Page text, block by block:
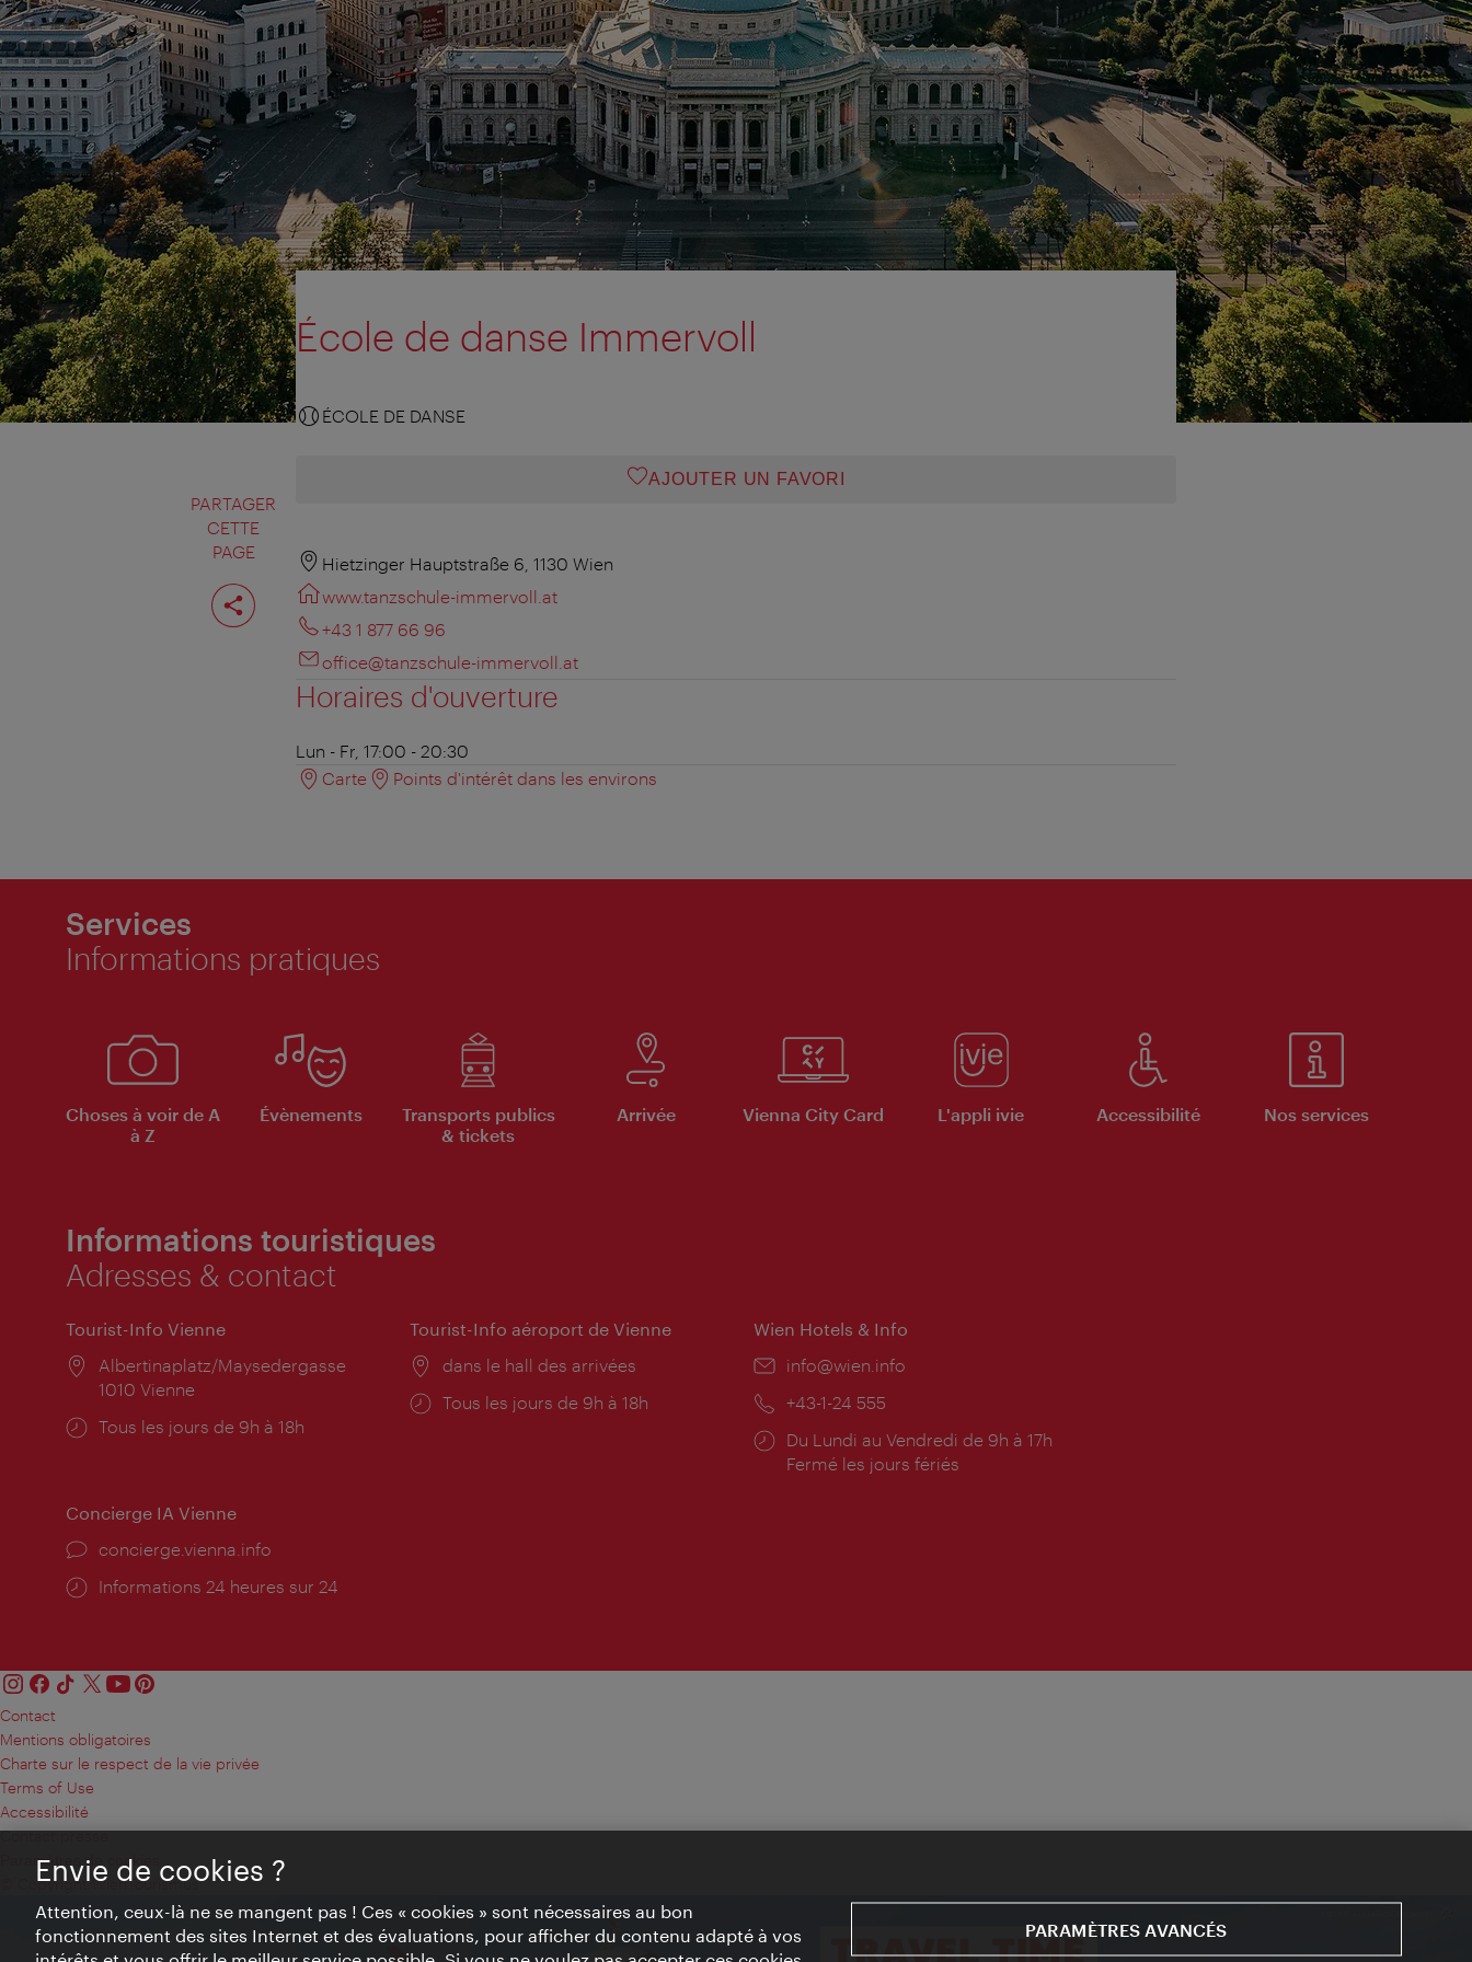
PARTAGER
CETTE
PAGE
Partager
cette
page
École de danse Immervoll
ÉCOLE DE DANSE
AJOUTER UN FAVORI
Hietzinger Hauptstraße 6, 1130 Wien
www.tanzschule-immervoll.at
+43 1 877 66 96
office@tanzschule-immervoll.at
Horaires d'ouverture
Lun - Fr, 17:00 - 20:30
Carte
Points d'intérêt dans les environs
Services
Informations pratiques
Choses à voir de A
à Z
Évènements
Transports publics
& tickets
Arrivée Vienna City Card L'appli ivie Accessibilité Nos services
Informations touristiques
Adresses & contact
Tourist-Info Vienne
Lieu:
Albertinaplatz/Maysedergasse
1010 Vienne
Horaires
Tous les jours de 9h à 18h
Tourist-Info aéroport de Vienne
Lieu:
dans le hall des arrivées
Horaires
Tous les jours de 9h à 18h
Wien Hotels & Info
E-
info@wien.info
Téléphone:
+43-1-24 555
Horaires
d'ouverture:
Du Lundi au Vendredi de 9h à 17h
Fermé les jours fériés
Concierge IA Vienne
Ort:
concierge.vienna.info
Öffnungszeiten:
Informations 24 heures sur 24
Contact
Mentions obligatoires
Charte sur le respect de la vie privée
Terms of Use
Accessibilité
Contact presse
Paramètres de cookies
© Copyright WienTourismus
Envie de cookies ?
Attention, ceux-là ne se mangent pas ! Ces « cookies » sont nécessaires au bon
fonctionnement des sites Internet et des évaluations, pour afficher du contenu adapté à vos
PARAMÈTRES AVANCÉS